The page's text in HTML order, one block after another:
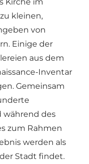
kleinen,
von
Einige der
aus dem
Inventar
Gemeinsam
während des
zum Rahmen
werden als
Stadt findet.